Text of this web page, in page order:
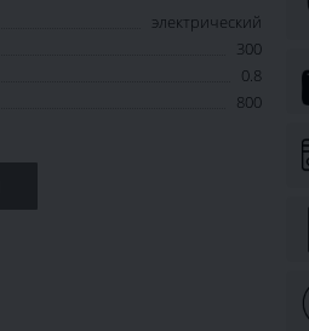
электрический
300
0.8
800